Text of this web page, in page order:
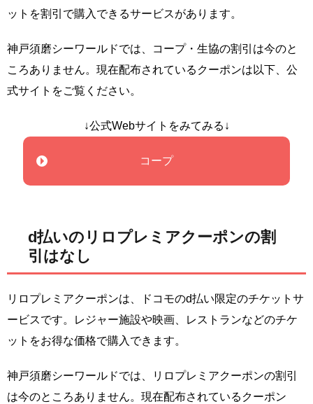
ットを割引で購入できるサービスがあります。
神戸須磨シーワールドでは、コープ・生協の割引は今のと
ころありません。現在配布されているクーポンは以下、公
式サイトをご覧ください。
↓公式Webサイトをみてみる↓
コープ
d払いのリロプレミアクーポンの割
引はなし
リロプレミアクーポンは、ドコモのd払い限定のチケットサ
ービスです。レジャー施設や映画、レストランなどのチケ
ットをお得な価格で購入できます。
神戸須磨シーワールドでは、リロプレミアクーポンの割引
は今のところありません。現在配布されているクーポン